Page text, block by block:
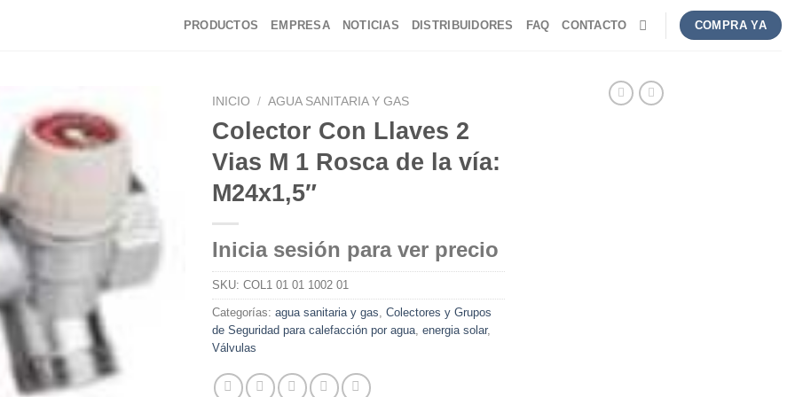
PRODUCTOS EMPRESA NOTICIAS DISTRIBUIDORES FAQ CONTACTO COMPRA YA
INICIO / AGUA SANITARIA Y GAS
Colector Con Llaves 2
Vias M 1 Rosca de la vía:
M24x1,5″
Inicia sesión para ver precio
SKU: COL1 01 01 1002 01
Categorías: agua sanitaria y gas Colectores y Grupos
de Seguridad para calefacción por agua energia solar,
Válvulas